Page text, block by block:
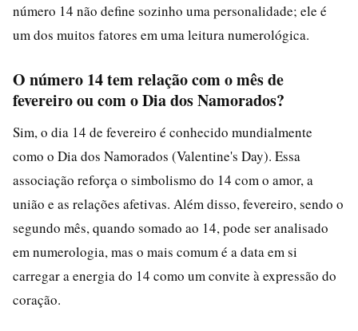
número 14 não define sozinho uma personalidade; ele é
um dos muitos fatores em uma leitura numerológica.
O número 14 tem relação com o mês de
fevereiro ou com o Dia dos Namorados?
Sim, o dia 14 de fevereiro é conhecido mundialmente
como o Dia dos Namorados (Valentine's Day). Essa
associação reforça o simbolismo do 14 com o amor, a
união e as relações afetivas. Além disso, fevereiro, sendo o
segundo mês, quando somado ao 14, pode ser analisado
em numerologia, mas o mais comum é a data em si
carregar a energia do 14 como um convite à expressão do
coração.